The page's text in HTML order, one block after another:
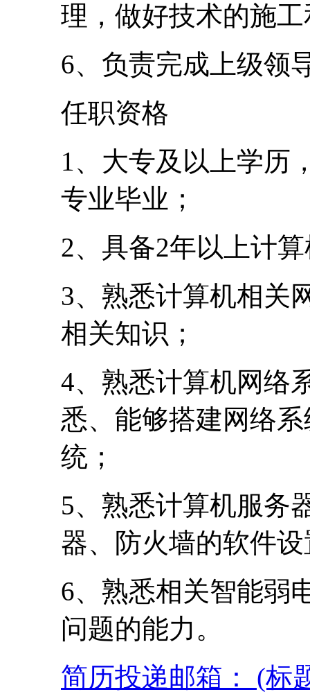
理，做好技术的施
6、负责完成上级领
任职资格
1、大专及以上学历
专业毕业；
2、具备2年以上计
3、熟悉计算机相关
相关知识；
4、熟悉计算机网络
悉、能够搭建网络
统；
5、熟悉计算机服务
器、防火墙的软件
6、熟悉相关智能弱
问题的能力。
简历投递邮箱： (标